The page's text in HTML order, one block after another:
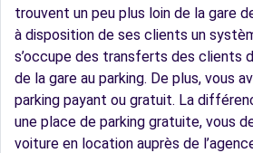
trouvent un peu plus loin de la gare
à disposition de ses clients un
s’occupe des transferts des clients
de la gare au parking. De plus, vous
parking payant ou gratuit. La
une place de parking gratuite, vous
voiture en location auprès de